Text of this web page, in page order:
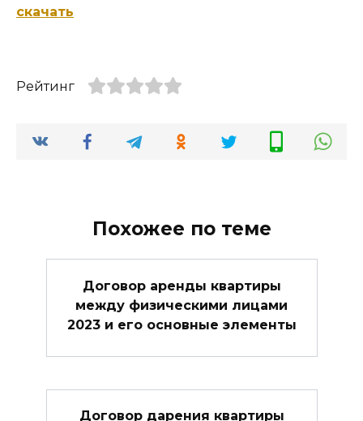
скачать
Рейтинг
Похожее по теме
Договор аренды квартиры
между физическими лицами
2023 и его основные элементы
Договор дарения квартиры